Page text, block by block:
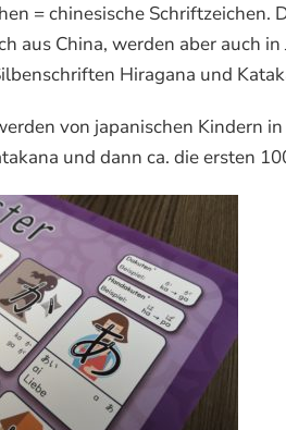
= chinesische Schriftzeichen.
aus China, werden aber auch
Hiragana und
von japanischen Kindern
und dann ca. die ersten